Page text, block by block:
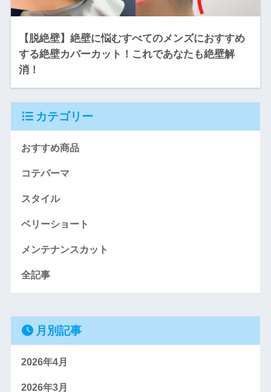
【脱絶壁】絶壁に悩むすべてのメンズにおすすめ
する絶壁カバーカット！これであなたも絶壁解
消！
カテゴリー
おすすめ商品
コテパーマ
スタイル
ベリーショート
メンテナンスカット
全記事
月別記事
2026年4月
2026年3月